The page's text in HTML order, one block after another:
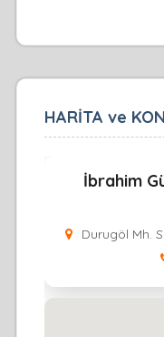
HARİTA ve
İbrahim
Durugöl Mh.